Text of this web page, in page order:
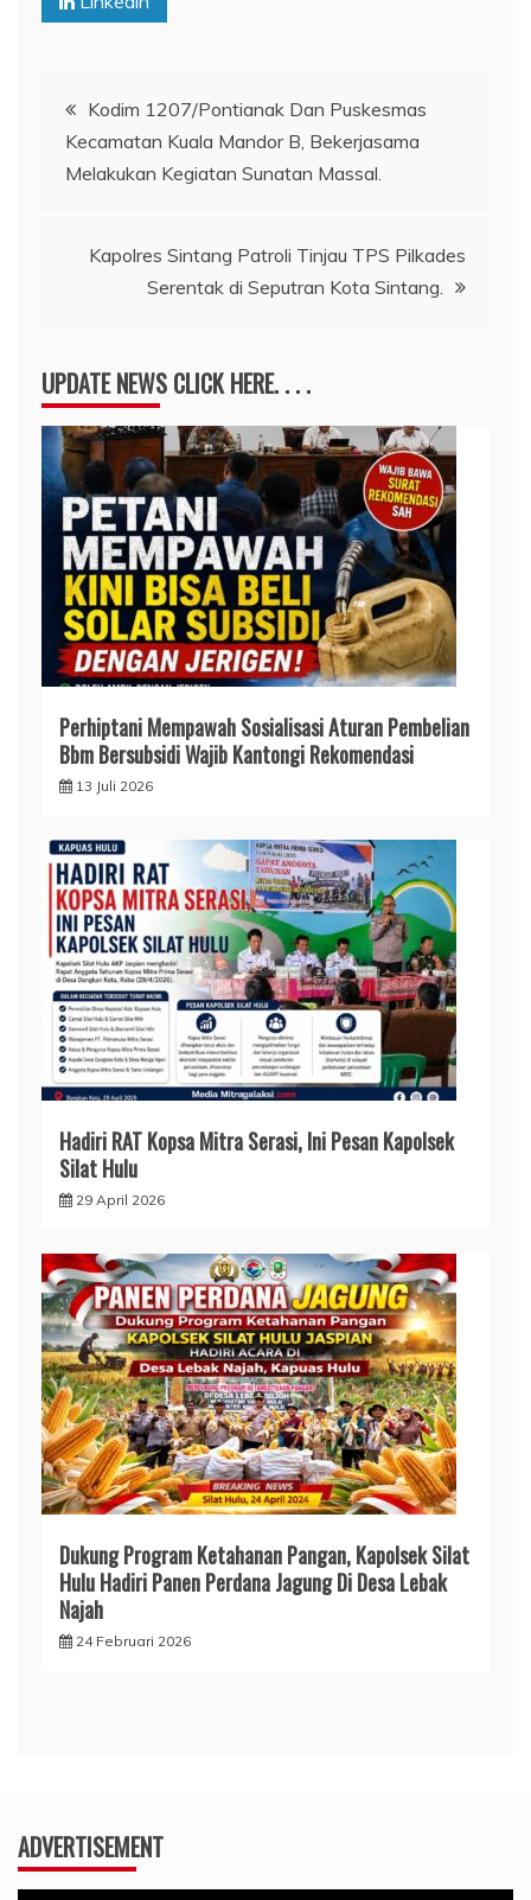
Navigasi
pos
Kodim 1207/Pontianak Dan Puskesmas
Kecamatan Kuala Mandor B, Bekerjasama
Melakukan Kegiatan Sunatan Massal.
Kapolres Sintang Patroli Tinjau TPS Pilkades
Serentak di Seputran Kota Sintang.
UPDATE NEWS CLICK HERE. . . .
Perhiptani Mempawah Sosialisasi Aturan Pembelian
Bbm Bersubsidi Wajib Kantongi Rekomendasi
13 Juli 2026
Hadiri RAT Kopsa Mitra Serasi, Ini Pesan Kapolsek
Silat Hulu
29 April 2026
Dukung Program Ketahanan Pangan, Kapolsek Silat
Hulu Hadiri Panen Perdana Jagung Di Desa Lebak
Najah
24 Februari 2026
ADVERTISEMENT